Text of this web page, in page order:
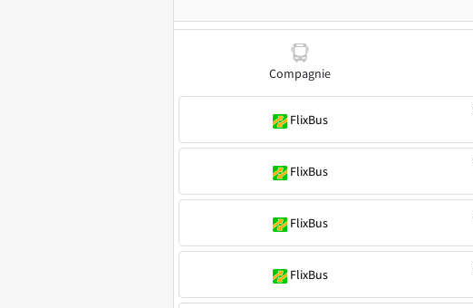
Compagnie
FlixBus
FlixBus
FlixBus
FlixBus